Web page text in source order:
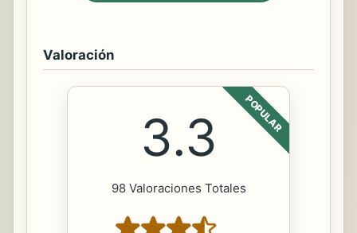
Valoración
POPULAR
3.3
98 Valoraciones Totales